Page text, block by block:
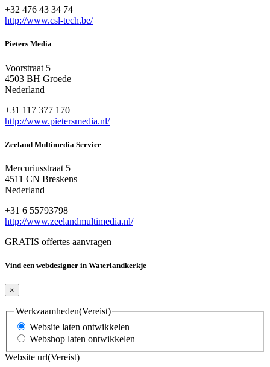
+32 476 43 34 74
http://www.csl-tech.be/
Pieters Media
Voorstraat 5
4503 BH Groede
Nederland
+31 117 377 170
http://www.pietersmedia.nl/
Zeeland Multimedia Service
Mercuriusstraat 5
4511 CN Breskens
Nederland
+31 6 55793798
http://www.zeelandmultimedia.nl/
GRATIS offertes aanvragen
Vind een webdesigner in Waterlandkerkje
×
Werkzaamheden(Vereist)
Website laten ontwikkelen
Webshop laten ontwikkelen
Website url(Vereist)